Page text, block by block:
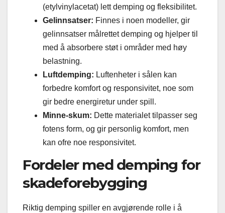
(etylvinylacetat) lett demping og fleksibilitet.
Gelinnsatser: Finnes i noen modeller, gir
gelinnsatser målrettet demping og hjelper til
med å absorbere støt i områder med høy
belastning.
Luftdemping: Luftenheter i sålen kan
forbedre komfort og responsivitet, noe som
gir bedre energiretur under spill.
Minne-skum: Dette materialet tilpasser seg
fotens form, og gir personlig komfort, men
kan ofre noe responsivitet.
Fordeler med demping for
skadeforebygging
Riktig demping spiller en avgjørende rolle i å